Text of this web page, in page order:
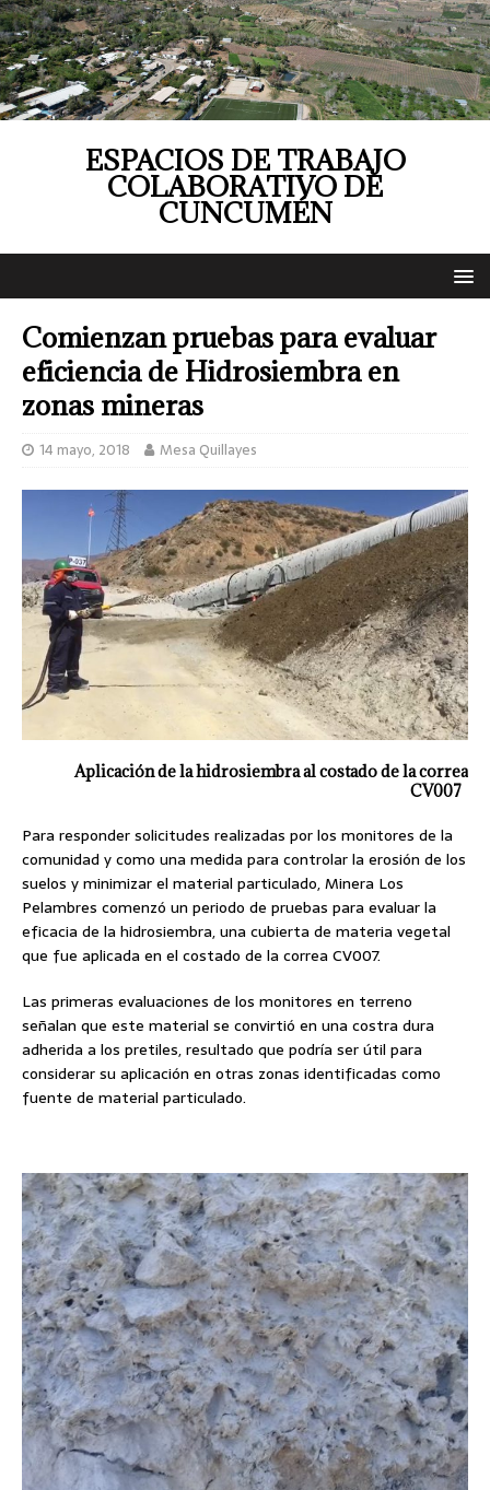
ESPACIOS DE TRABAJO
COLABORATIVO DE
CUNCUMÉN
Comienzan pruebas para evaluar
eficiencia de Hidrosiembra en
zonas mineras
14 mayo, 2018 Mesa Quillayes
Aplicación de la hidrosiembra al costado de la correa
CV007
Para responder solicitudes realizadas por los monitores de la
comunidad y como una medida para controlar la erosión de los
suelos y minimizar el material particulado, Minera Los
Pelambres comenzó un periodo de pruebas para evaluar la
eficacia de la hidrosiembra, una cubierta de materia vegetal
que fue aplicada en el costado de la correa CV007.
Las primeras evaluaciones de los monitores en terreno
señalan que este material se convirtió en una costra dura
adherida a los pretiles, resultado que podría ser útil para
considerar su aplicación en otras zonas identificadas como
fuente de material particulado.